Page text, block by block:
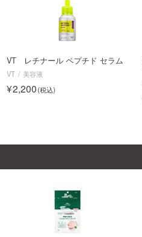
VT レチナール ペプチド セラム
VT 美容液
2,200